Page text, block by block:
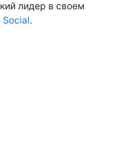
лидер в своем
Social.